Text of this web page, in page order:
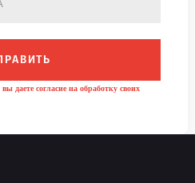
даете согласие на обработку своих